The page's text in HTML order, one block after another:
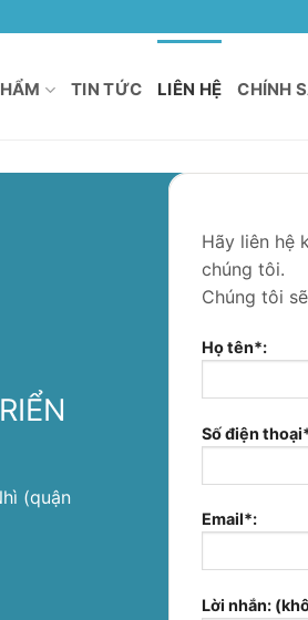
TIN TỨC LIÊN HỆ CHÍNH
(quận
Hãy liên hệ
chúng tôi.
Chúng tôi
Họ tên*:
Số điện
Email*:
Lời nhắn: